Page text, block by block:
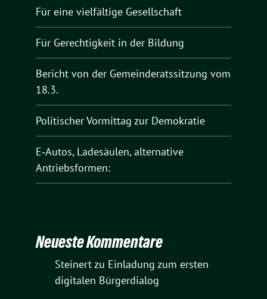
Für eine vielfältige Gesellschaft
Für Gerechtigkeit in der Bildung
Bericht von der Gemeinderatssitzung vom
18.3.
Politischer Vormittag zur Demokratie
E‑Autos, Ladesäulen, alternative
Antriebsformen:
Neueste Kommentare
Steinertzu Einladung zum ersten
digitalen Bürgerdialog